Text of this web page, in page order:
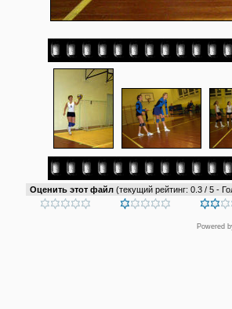
Оценить этот файл (текущий рейтинг: 0.3 / 5 -
Powered